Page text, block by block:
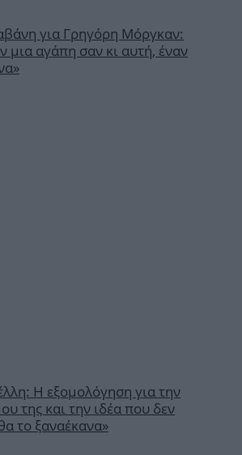
για Γρηγόρη Μόργκαν:
μια αγάπη σαν κι αυτή, έναν
Η εξομολόγηση για την
της και την ιδέα που δεν
το ξαναέκανα»